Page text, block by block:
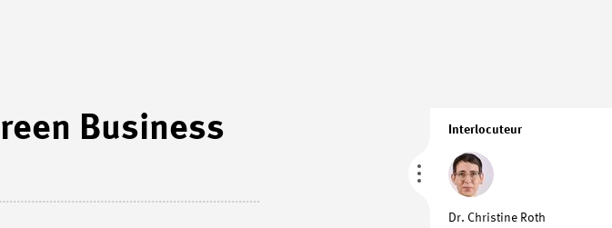
Interlocuteur
Dr. Christine Roth
Business